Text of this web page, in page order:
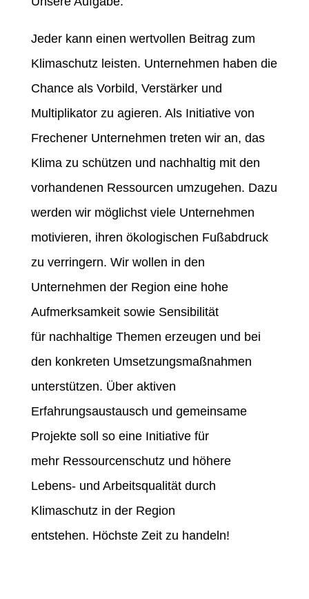
Jeder kann einen wertvollen Beitrag zum
Klimaschutz leisten. Unternehmen haben die
Chance als Vorbild, Verstärker und
Multiplikator zu agieren. Als Initiative von
Frechener Unternehmen treten wir an, das
Klima zu schützen und nachhaltig mit den
vorhandenen Ressourcen umzugehen. Dazu
werden wir möglichst viele Unternehmen
motivieren, ihren ökologischen Fußabdruck
zu verringern. Wir wollen in den
Unternehmen der Region eine hohe
Aufmerksamkeit sowie Sensibilität
für nachhaltige Themen erzeugen und bei
den konkreten Umsetzungsmaßnahmen
unterstützen. Über aktiven
Erfahrungsaustausch und gemeinsame
Projekte soll so eine Initiative für
mehr Ressourcenschutz und höhere
Lebens- und Arbeitsqualität durch
Klimaschutz in der Region
entstehen. Höchste Zeit zu handeln!